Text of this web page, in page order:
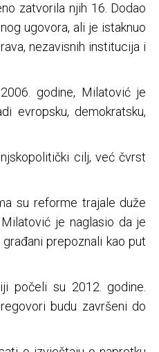
zatvorila njih 16. Dodao
ugovora, ali je istaknuo
nezavisnih institucija i
godine, Milatović je
evropsku, demokratsku,
cilj, već čvrst
su reforme trajale duže
je naglasio da je
prepoznali kao put
počeli su 2012. godine.
budu završeni do